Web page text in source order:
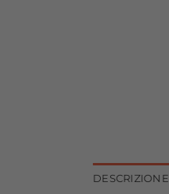
DESCRIZIONE